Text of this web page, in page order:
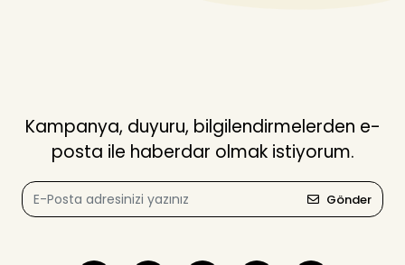
Kampanya, duyuru, bilgilendirmelerden e-
posta ile haberdar olmak istiyorum.
Gönder